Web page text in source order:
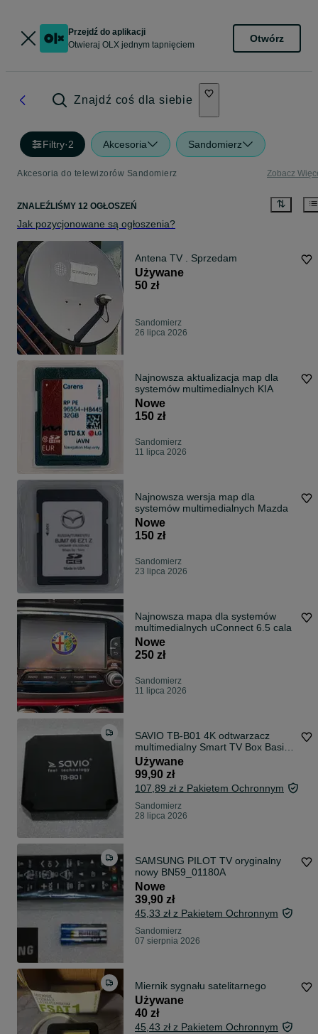
Przejdź do aplikacji
Otwieraj OLX jednym tapnięciem
Otwórz
Znajdź coś dla siebie
Filtry·2 Akcesoria Sandomierz
Akcesoria do telewizorów Sandomierz Zobacz
ZNALEŹLIŚMY 12 OGŁOSZEŃ
Jak pozycjonowane są ogłoszenia?
Antena TV . Sprzedam
Używane
50 zł
Sandomierz
26 lipca 2026
Najnowsza aktualizacja map dla
systemów multimedialnych KIA
Nowe
150 zł
Sandomierz
11 lipca 2026
Najnowsza wersja map dla
systemów multimedialnych Mazda
Nowe
150 zł
Sandomierz
23 lipca 2026
Najnowsza mapa dla systemów
multimedialnych uConnect 6.5 cala
Nowe
250 zł
Sandomierz
11 lipca 2026
SAVIO TB-B01 4K odtwarzacz
multimedialny Smart TV Box Basic
One
Używane
99,90 zł
107,89 zł z Pakietem Ochronnym
Sandomierz
28 lipca 2026
SAMSUNG PILOT TV oryginalny
nowy BN59_01180A
Nowe
39,90 zł
45,33 zł z Pakietem Ochronnym
Sandomierz
07 sierpnia 2026
Miernik sygnału satelitarnego
Używane
40 zł
45,43 zł z Pakietem Ochronnym